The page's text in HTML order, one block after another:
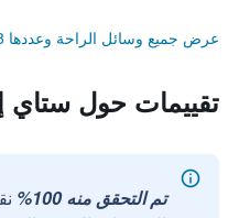
عرض جميع وسائل الراحة وعددها 58
تقييمات حول
تم التحقق منه 100%